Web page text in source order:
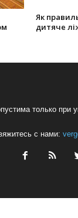
Як
дитяче
только при
с нами: